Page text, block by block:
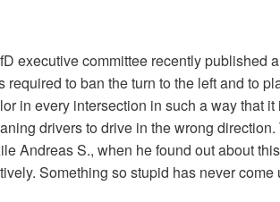
executive committee recently published a
to ban the turn to the left and to
in every intersection in such a way that it
drivers to drive in the wrong direction.
Andreas S., when he found out about this
Something so stupid has never come